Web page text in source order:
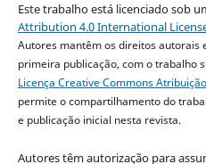
Este trabalho está licenciado sob
Attribution 4.0 International
Autores mantêm os direitos autorais
primeira publicação, com o trabalho
Licença Creative Commons
permite o compartilhamento do
e publicação inicial nesta revista.
Autores têm autorização para